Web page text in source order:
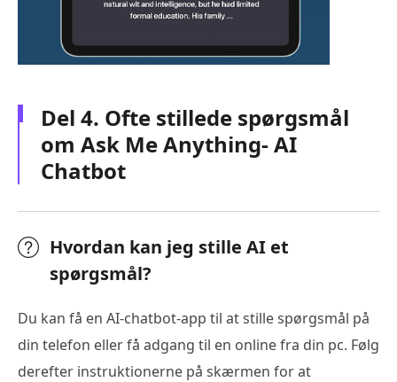
Del 4. Ofte stillede spørgsmål
om Ask Me Anything- AI
Chatbot
Hvordan kan jeg stille AI et
spørgsmål?
Du kan få en AI-chatbot-app til at stille spørgsmål på
din telefon eller få adgang til en online fra din pc. Følg
derefter instruktionerne på skærmen for at